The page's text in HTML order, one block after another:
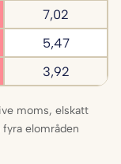
7,02
5,47
3,92
moms, elskatt
fyra elområden